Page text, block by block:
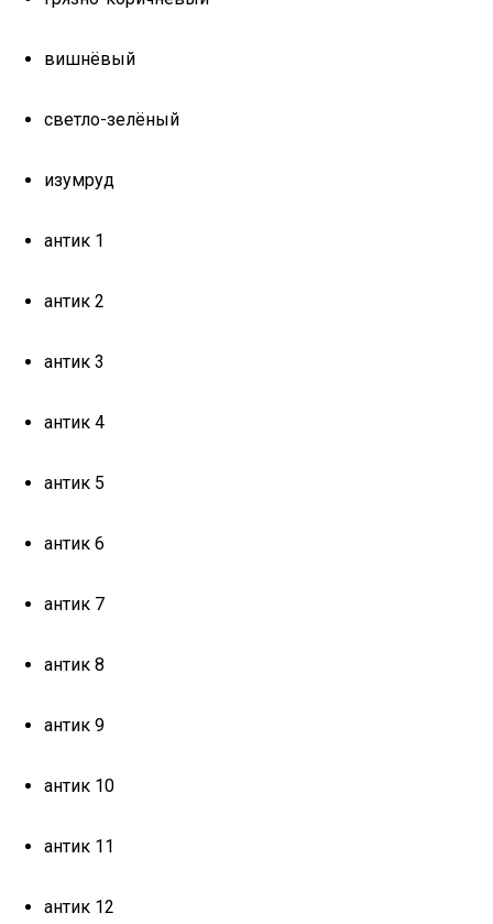
вишнёвый
светло-зелёный
изумруд
антик 1
антик 2
антик 3
антик 4
антик 5
антик 6
антик 7
антик 8
антик 9
антик 10
антик 11
антик 12